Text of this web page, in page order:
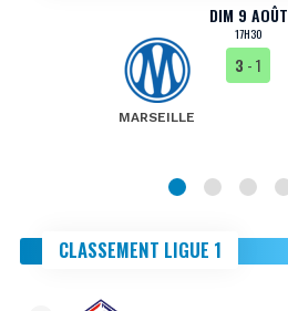
DIM 9 AOÛT
17H30
MARSEILLE
3 - 1
CLASSEMENT LIGUE 1